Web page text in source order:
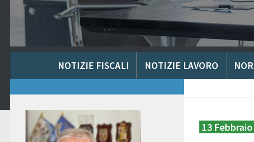
NOTIZIE FISCALI NOTIZIE LAVORO
13